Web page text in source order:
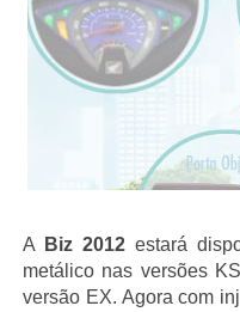
A Biz 2012 estará
metálico nas versões
versão EX. Agora com